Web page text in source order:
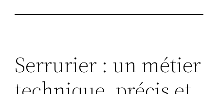
Serrurier : un métier